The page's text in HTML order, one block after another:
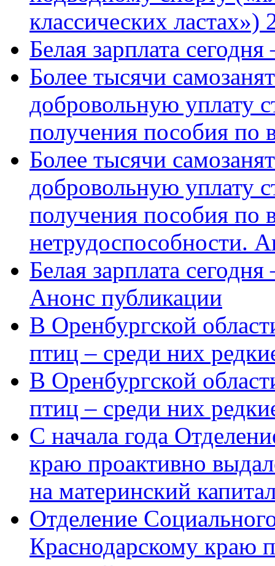
классических ластах»)
Белая зарплата
Более тысячи
добровольную уплату
получения пособия по
Более тысячи
добровольную уплату
получения пособия по
нетрудоспособности.
Белая зарплата
Анонс публикации
В Оренбургской
птиц – среди них
В Оренбургской
птиц – среди них
С начала года
краю проактивно
на материнский
Отделение
Краснодарскому краю